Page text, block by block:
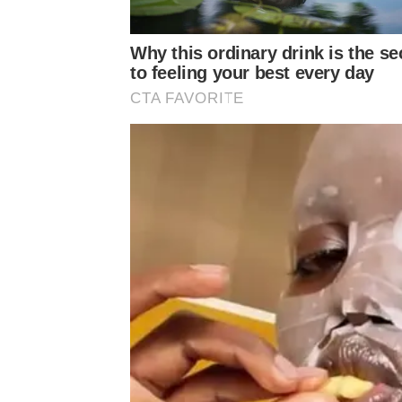
Why this ordinary drink is the
to feeling your best every day
CTA FAVORITE